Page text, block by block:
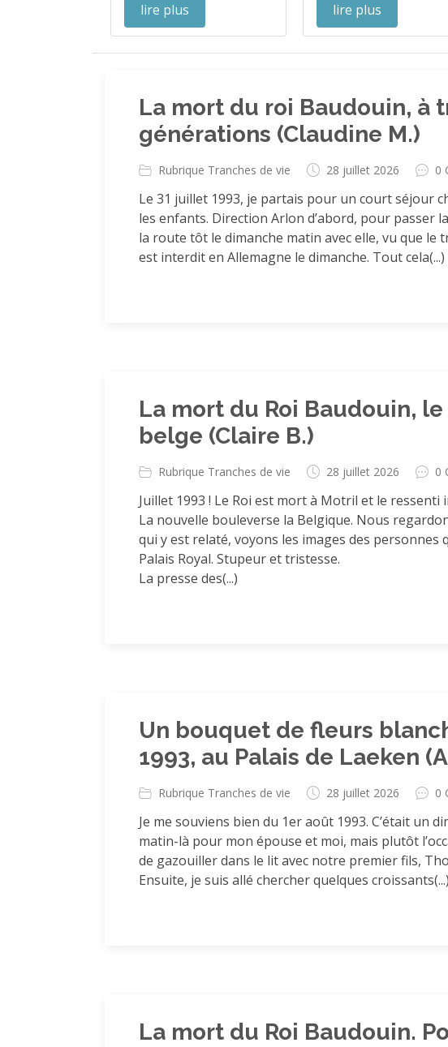
lire plus lire plus
La mort du roi Baudouin, à
générations (Claudine M.)
Rubrique Tranches de vie 28 juillet 2026 0
Le 31 juillet 1993, je partais pour un court séjour
les enfants. Direction Arlon d’abord, pour passer
la route tôt le dimanche matin avec elle, vu que le
est interdit en Allemagne le dimanche. Tout cela(...)
La mort du Roi Baudouin,
belge (Claire B.)
Rubrique Tranches de vie 28 juillet 2026 0
Juillet 1993 ! Le Roi est mort à Motril et le ressenti
La nouvelle bouleverse la Belgique. Nous
qui y est relaté, voyons les images des personnes
Palais Royal. Stupeur et tristesse.
La presse des(...)
Un bouquet de fleurs
1993, au Palais de Laeken
Rubrique Tranches de vie 28 juillet 2026 0
Je me souviens bien du 1er août 1993. C’était un
matin-là pour mon épouse et moi, mais plutôt
de gazouiller dans le lit avec notre premier fils,
Ensuite, je suis allé chercher quelques croissants(...)
La mort du Roi Baudouin.